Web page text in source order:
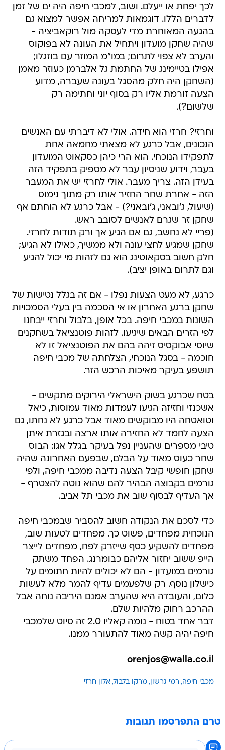
לכך יפחת או ייעלם. ושוב, למכבי חיפה היה ים של זמן
לדברים הללו. דוגמאות למריחה אפשר למצוא גם
בהגעה המאוחרת מדי לעסקה מול רוקאביציה -
שהיה שחקן מועדון ויתחיל את העונה לא בפוקוס
והערב לא צפוי לתרום; במו"מ המוזר עם בוזגלו;
אפילו בטיימינג של החתמת גל אלברמן כעוזר מאמן
(השחקן היה חלק מהסגל בעונה שעברה, מדוע
הצעה זורמת אליו רק בסוף יוני וחתימה רק
שלשום?).
וחרזי? חרזי הוא חידה. אולי לא דיברתי עם האנשים
הנכונים, אבל כרגע לא מצאתי מחמאה אחת
לתפקידו הנוכחי. הוא הרי כיהן כסקאוט המועדון
בעבר, וידוע שניסיון עבר לא מספיק בתפקיד הזה
בעידן הזה. צריך מעבר. אולי לחרזי יש את המעבר
הזה - אחרת שחר החזיר אותו רק מתוך נימוס
(שיעול, ג'ובאני, ג'ובאני?) - אבל כרגע לא הוחתם אף
שחקן זר שגרם לאנשים לסובב ראש.
(פריי לא נחשב, גם אם הגיע אך ורק תודות לחרזי.
שחקן שמגיע לחצי עונה ולא ממשיך, כאילו לא הגיע;
חלק חשוב בסקאוטינג הוא גם לזהות מי יכול להגיע
וגם לתרום באופן יציב).
כרגע, לא מעט הצעות נפלו - אם זה בגלל נטישות של
שחקן ברגע האחרון או אי הסכמה בין בעלי הסמכויות
השונות במכבי חיפה. בכל אופן, בלבול וחרזי ייבחנו
לפי הזרים הבאים שיגיעו. לזהות פוטנציאל בשחקנים
שיוסי אבוקסיס זיהה בהם את הפוטנציאל זו לא
חוכמה - בסגל הנוכחי, הצלחתה של מכבי חיפה
תושפע בעיקר מאיכות הרכש הזר.
בטח שכרגע בשוק הישראלי הירוקים מתקשים -
אשכנזי וחזיזה הגיעו לעמדות מאוד עמוסות, כיאל
וטואטחה היו מבוקשים מאוד אבל כרגע לא נחתו, גם
הצעה לחמד לא החזירה אותו ארצה ובגזרת איתן
טיבי מספרים שהעניין נפל בעיקר בגלל אגו: הבוס
שחר כעוס מאוד על הבלם, שבפעם האחרונה שהיה
שחקן חופשי קיבל הצעה נדיבה ממכבי חיפה, ולפי
גורמים בקבוצה הבהיר להם שהוא נוטה להצטרף -
אך העדיף לבסוף שוב את מכבי תל אביב.
כדי לסכם את הנקודה חשוב להסביר שבמכבי חיפה
הנוכחית מפחדים, פשוט כך. מפחדים לטעות שוב,
מפחדים להשקיע כסף שייזרק לפח, מפחדים לייצר
הייפ ששוב יחזור אליהם כבומרנג. הפחד משתק
גורמים במועדון - הם לא יכולים להיות חתומים על
כישלון נוסף. רק שלפעמים עדיף להמר מלא לעשות
כלום, והעובדה היא שהערב אמנם היריבה נוחה אבל
ההרכב רחוק מלהיות שלם.
דבר אחד בטוח - נומה קאליו 2.0 זה סיוט שלמכבי
חיפה יהיה קשה מאוד להתעורר ממנו.
orenjos@walla.co.il
מכבי חיפה רמי גרשון מרקו בלבול אלון חרזי
טרם התפרסמו תגובות